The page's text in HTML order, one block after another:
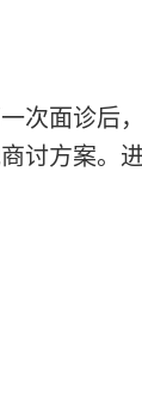
次面诊后
讨方案。